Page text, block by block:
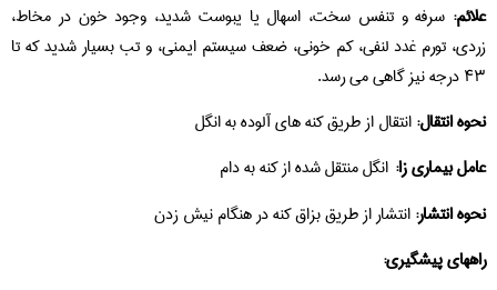
علائم: سرفه و تنفس سخت، اسهال یا یبوست شدید، وجود خون در مخاط،
زردی، تورم غدد لنفی، کم خونی، ضعف سیستم ایمنی، و تب بسیار شدید که تا
۴۳ درجه نیز گاهی می رسد.
نحوه انتقال:انتقال از طریق کنه های آلوده به انگل
عامل بیماری زا: انگل منتقل شده از کنه به دام
نحوه انتشار:انتشار از طریق بزاق کنه در هنگام نیش زدن
راههای پیشگیری: